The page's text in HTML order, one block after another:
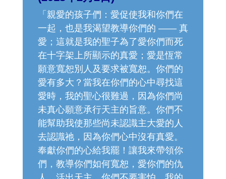
「親愛的孩子們：愛促使我和你們在
一起，也是我渴望教導你們的 —— 真
愛；這就是我的聖子為了愛你們而死
在十字架上所顯示的真愛；愛是恆常
願意寬恕別人及要求被寬恕。你們的
愛有多大？當我在你們的心中尋找這
愛時，我的聖心很難過，因為你們尚
未真心願意承行天主的旨意。你們不
能幫助我使那些尚未認識主大愛的人
去認識祂，因為你們心中沒有真愛。
奉獻你們的心給我罷！讓我來帶領你
們，教導你們如何寬恕，愛你們的仇